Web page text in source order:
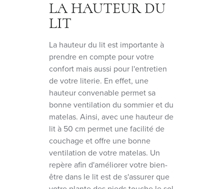
LA HAUTEUR DU
LIT
La hauteur du lit est importante à
prendre en compte pour votre
confort mais aussi pour l'entretien
de votre literie. En effet, une
hauteur convenable permet sa
bonne ventilation du sommier et du
matelas. Ainsi, avec une hauteur de
lit à 50 cm permet une facilité de
couchage et offre une bonne
ventilation de votre matelas. Un
repère afin d'améliorer votre bien-
être dans le lit est de s'assurer que